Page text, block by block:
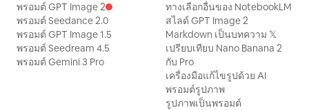
พรอมต์ GPT Image 2
พรอมต์ Seedance 2.0
พรอมต์ GPT Image 1.5
พรอมต์ Seedream 4.5
พรอมต์ Gemini 3 Pro
ทางเลือกอื่นของ NotebookLM
สไลด์ GPT Image 2
Markdown เป็นบทความ 𝕏
เปรียบเทียบ Nano Banana 2
กับ Pro
เครื่องมือแก้ไขรูปด้วย AI
พรอมต์รูปภาพ
รูปภาพเป็นพรอมต์